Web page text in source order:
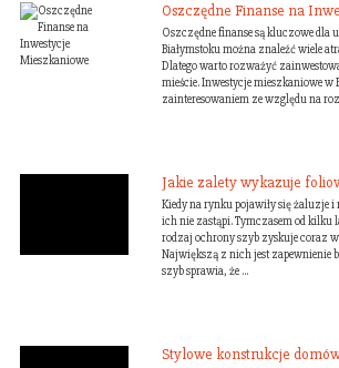
Oszczędne Finanse na
Oszczędne finanse są kluczowe
Białymstoku można znaleźć wiele
Dlatego warto rozważyć
mieście. Inwestycje mieszkaniowe w
zainteresowaniem ze względu na
Jakie zalety wykazuje
Kiedy na rynku pojawiły się żaluzje i
ich nie zastąpi. Tymczasem od kilku
rodzaj ochrony szyb zyskuje coraz
Największą z nich jest zapewnienie
szyb sprawia, że ...
Stylowe konstrukcje